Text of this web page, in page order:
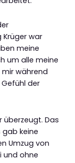
Krüger war
meine
um alle meine
während
der
überzeugt. Das
keine
Umzug von
und ohne